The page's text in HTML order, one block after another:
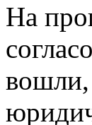
На
вошли,